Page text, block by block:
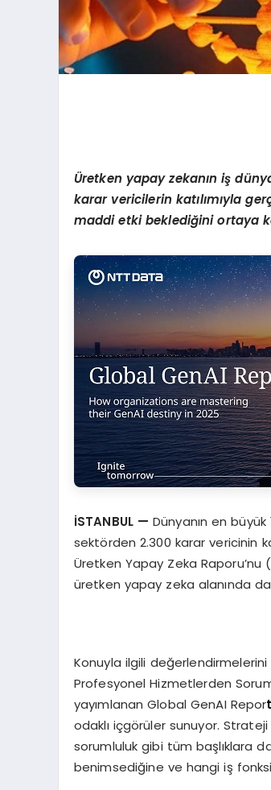
Üretken yapay zekanın iş
karar vericilerin katılımıyla
maddi etki beklediğini ortaya
İSTANBUL — Dünyanın en
sektörden 2.300 karar vericinin
Üretken Yapay Zeka Raporu’nu
üretken yapay zeka alanında
Konuyla ilgili değerlendirmelerini
Profesyonel Hizmetlerden
yayımlanan Global GenAI Report
odaklı içgörüler sunuyor.
sorumluluk gibi tüm başlıklara
benimsediğine ve hangi iş